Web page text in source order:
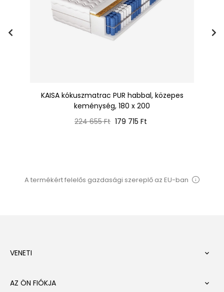
KAISA kókuszmatrac PUR habbal, közepes
keménység, 180 x 200
Normál
224 655 Ft Ár
179 715 Ft
A termékért felelős gazdasági szereplő az EU-ban
VENETI 
AZ ÖN FIÓKJA 